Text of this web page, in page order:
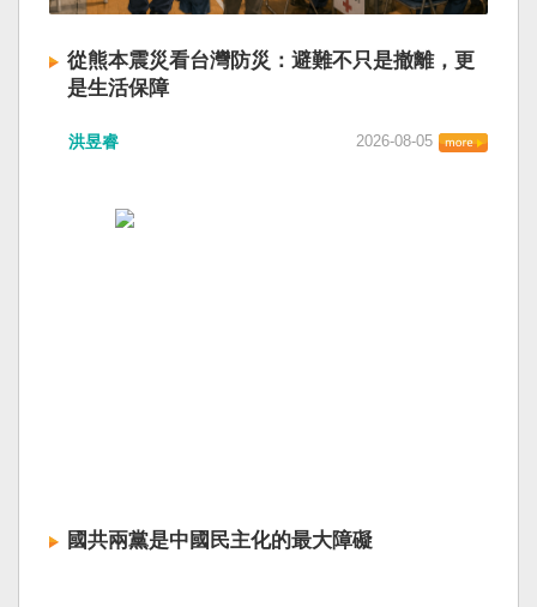
從熊本震災看台灣防災：避難不只是撤離，更
是生活保障
洪昱睿 2026-08-05
國共兩黨是中國民主化的最大障礙